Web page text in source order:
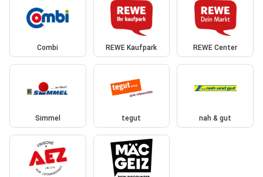
Combi REWE Kaufpark REWE Center
Simmel tegut nah & gut